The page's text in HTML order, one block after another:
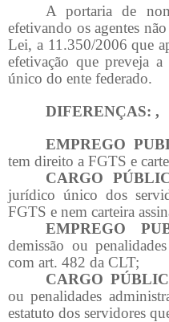
A portaria de
efetivando os agentes
Lei, a 11.350/2006 que
efetivação que preveja
único do ente federado.
DIFERENÇAS: ,
EMPREGO
tem direito a FGTS e
CARGO
jurídico único dos
FGTS e nem carteira
EMPREGO
demissão ou
com art. 482 da CLT;
CARGO
ou penalidades
estatuto dos servidores